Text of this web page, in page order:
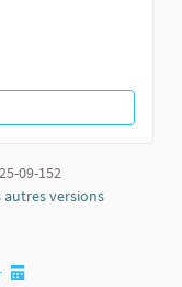
du collectif enfants
09-152
autres versions